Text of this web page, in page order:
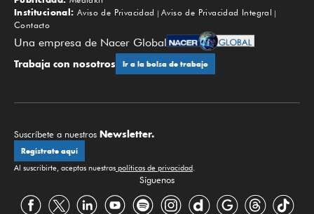
Institucional: Aviso de Privacidad
Aviso de Privacidad Integral
Contacto
Una empresa de Nacer Global
Trabaja con nosotros Ir a la bolsa de trabajo
Suscríbete a nuestros Newsletter.
Regístrate aquí
Al suscribirte, aceptas nuestras políticas de privacidad.
Síguenos